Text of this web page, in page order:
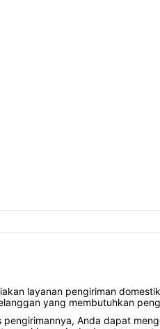
layanan pengiriman
yang membutuhkan
Anda dapat